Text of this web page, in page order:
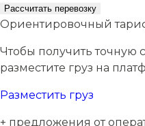
Рассчитать перевозку
Ориентировочный
Чтобы получить точную
разместите груз на
Разместить груз
+ предложения от